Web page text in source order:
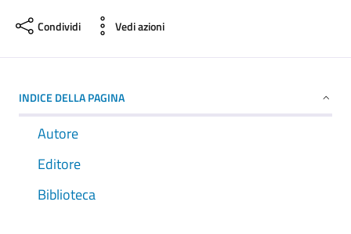
Condividi Vedi azioni
INDICE DELLA PAGINA
Autore
Editore
Biblioteca